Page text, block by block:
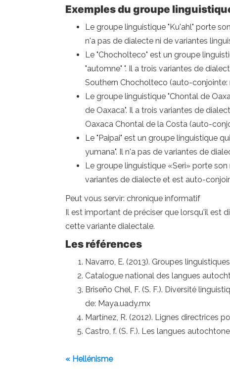
Exemples du groupe
Le groupe linguistique "Ku'ahl" porte
n'a pas de dialecte ni de variantes
Le "Chocholteco" est un groupe
"automne" ". Il a trois variantes de
Southern Chocholteco (auto-conjointe:
Le groupe linguistique "Chontal de
de Oaxaca". Il a trois variantes de
Oaxaca Chontal de la Costa (auto-
Le "Paipai" est un groupe linguistique
yumana". Il n'a pas de variantes de
Le groupe linguistique «Seri» porte
variantes de dialecte et est auto-
Peut vous servir: chronique informatif
Il est important de préciser que lorsqu'il est
cette variante dialectale.
Les références
Navarro, E. (2013). Groupes
Catalogue national des langues
Briseño Chel, F. (S. F.). Diversité
de: Maya.uady.mx
Martínez, R. (2012). Lignes directrices
Castro, f. (S. F.). Les langues
« Hellénisme